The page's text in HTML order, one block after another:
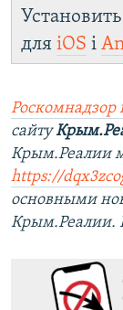
Установить
для iOS і
Роскомнадзор
сайту
Крым.Реалии
https://
основными
Крым.Реалии.